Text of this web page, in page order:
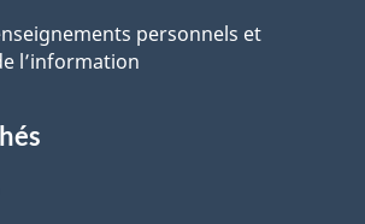
personnels et
l’information